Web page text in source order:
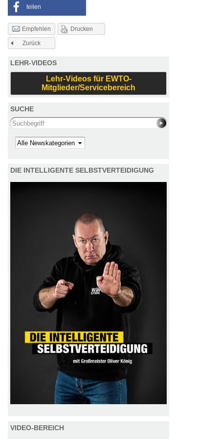
teilen
Empfehlen Drucken
Zurück
LEHR-VIDEOS
Lehr-Videos für EWTO-
Mitglieder/Servicebereich
SUCHE
Search this site
Kategorie
DIE INTELLIGENTE SELBSTVERTEIDIGUNG
VIDEO-BEREICH